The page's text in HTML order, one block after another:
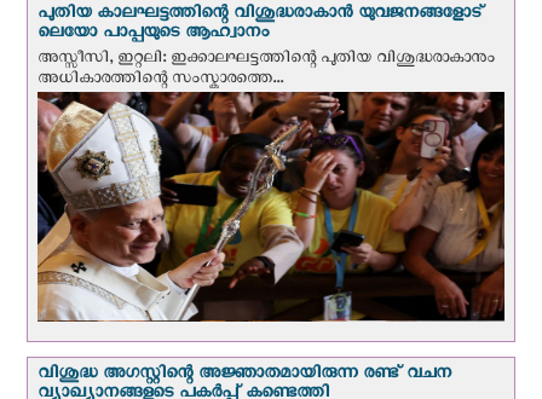
പുതിയ കാലഘട്ടത്തിന്റെ വിശുദ്ധരാകാന്‍ യുവജനങ്ങളോട്
ലെയോ പാപ്പയുടെ ആഹ്വാനം
അസ്സീസി, ഇറ്റലി: ഇക്കാലഘട്ടത്തിന്റെ പുതിയ വിശുദ്ധരാകാനും
അധികാരത്തിന്റെ സംസ്കാരത്തെ...
വിശുദ്ധ അഗസ്റ്റിന്റെ അജ്ഞാതമായിരുന്ന രണ്ട് വചന